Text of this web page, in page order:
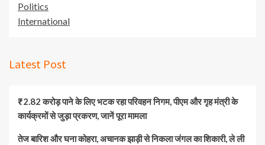
Politics
International
Latest Post
₹2.82 करोड़ पाने के लिए भटक रहा परिवहन निगम, पीएम और गृह मंत्री के
कार्यक्रमों से जुड़ा प्रकरण, जानें पूरा मामला
तेज बारिश और घना कोहरा, अचानक झाड़ी से निकला जंगल का शिकारी, ले ली